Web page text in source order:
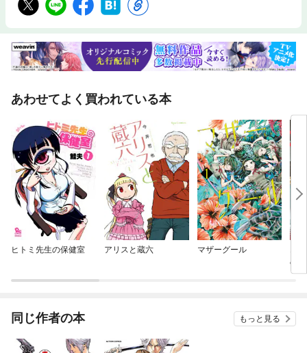
あわせてよく買われている本
ヒトミ先生の保健室 アリスと蔵六 マザーグール
の
同じ作者の本 もっと見る